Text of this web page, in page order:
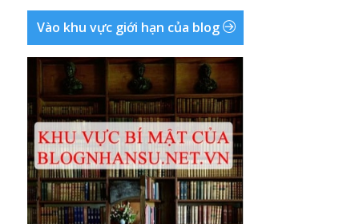
Vào khu vực giới hạn của blog